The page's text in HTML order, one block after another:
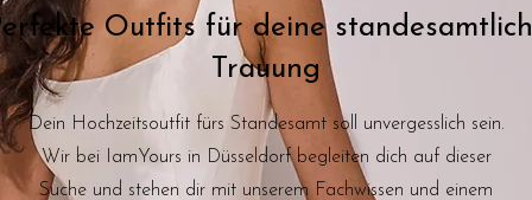
Outfits für deine
Trauung
Dein Hochzeitsoutfit fürs Standesamt soll unvergesslich sein.
Wir bei IamYours in Düsseldorf begleiten dich auf dieser
Suche und stehen dir mit unserem Fachwissen und einem